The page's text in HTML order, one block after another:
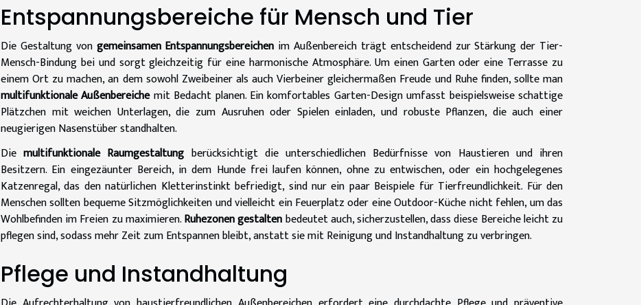
Entspannungsbereiche für Mensch und Tier
Die Gestaltung von gemeinsamen Entspannungsbereichen im Außenbereich trägt entscheidend zur Stärkung der Tier-
Mensch-Bindung bei und sorgt gleichzeitig für eine harmonische Atmosphäre. Um einen Garten oder eine Terrasse zu
einem Ort zu machen, an dem sowohl Zweibeiner als auch Vierbeiner gleichermaßen Freude und Ruhe finden, sollte man
multifunktionale Außenbereichemit Bedacht planen. Ein komfortables Garten-Design umfasst beispielsweise schattige
Plätzchen mit weichen Unterlagen, die zum Ausruhen oder Spielen einladen, und robuste Pflanzen, die auch einer
neugierigen Nasenstüber standhalten.
Diemultifunktionale Raumgestaltung berücksichtigt die unterschiedlichen Bedürfnisse von Haustieren und ihren
Besitzern. Ein eingezäunter Bereich, in dem Hunde frei laufen können, ohne zu entwischen, oder ein hochgelegenes
Katzenregal, das den natürlichen Kletterinstinkt befriedigt, sind nur ein paar Beispiele für Tierfreundlichkeit. Für den
Menschen sollten bequeme Sitzmöglichkeiten und vielleicht ein Feuerplatz oder eine Outdoor-Küche nicht fehlen, um das
Wohlbefinden im Freien zu maximieren.Ruhezonen gestaltenbedeutet auch, sicherzustellen, dass diese Bereiche leicht zu
pflegen sind, sodass mehr Zeit zum Entspannen bleibt, anstatt sie mit Reinigung und Instandhaltung zu verbringen.
Pflege und Instandhaltung